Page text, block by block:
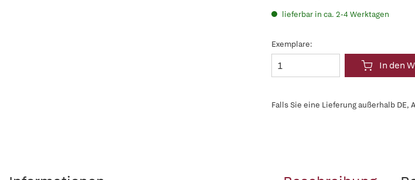
lieferbar in ca. 2-4 Werktagen
Exemplare:
In den
Falls Sie eine Lieferung außerhalb DE,